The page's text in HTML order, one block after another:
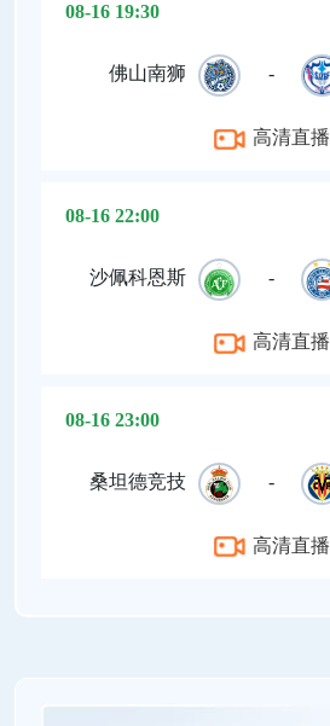
08-16 19:30
佛山南狮 -
高清直播
08-16 22:00
沙佩科恩斯 -
高清直播
08-16 23:00
桑坦德竞技 -
高清直播